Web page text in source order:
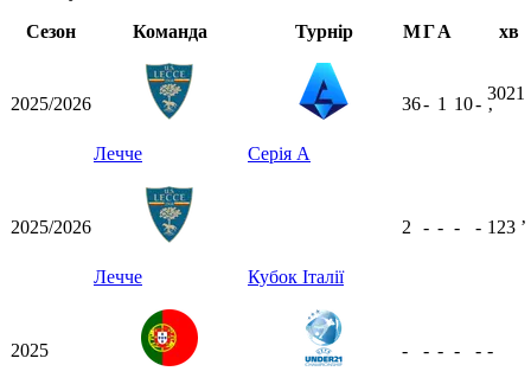
Сезон
Команда Турнір МГА хв
2025/2026
Лечче Серія А
36- 1 10-
3021
ʼ
2025/2026
Лечче Кубок Італії
2 - - - - 123 ʼ
2025 - - - - - -